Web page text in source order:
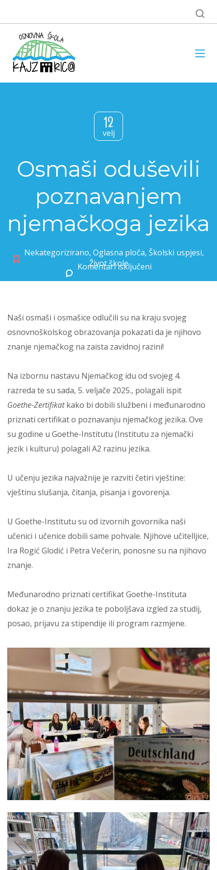
12
velj
Osmaši oduševili
poznavanjem
njemačkoga jezika
Nekategorizirano, Oglasna ploča, Školski uspjesi,
Život škole
Komentari isključeni
Naši osmaši i osmašice odlučili su na kraju svojeg
osnovnoškolskog obrazovanja pokazati da je njihovo
znanje njemačkog na zaista zavidnoj razini!
Na izbornu nastavu Njemačkog idu od svojeg 4.
razreda te su sada, 5. veljače 2025., polagali ispit
Goethe-Zertifikatkako bi dobili službeni i međunarodno
priznati certifikat o poznavanju njemačkog jezika. Ove
su godine u Goethe-Institutu (Institutu za njemački
jezik i kulturu) polagali A2 razinu jezika.
U učenju jezika najvažnije je razviti četiri vještine:
vještinu slušanja, čitanja, pisanja i govorenja.
U Goethe-Institutu su od izvornih govornika naši
učenici i učenice dobili same pohvale. Njihove učitelljice,
Ira Rogić Glodić i Petra Večerin, ponosne su na njihovo
znanje.
Međunarodno priznati certifikat Goethe-Instituta
dokaz je o znanju jezika te poboljšava izgled za studij,
posao, prijavu za stipendije ili program razmjene.